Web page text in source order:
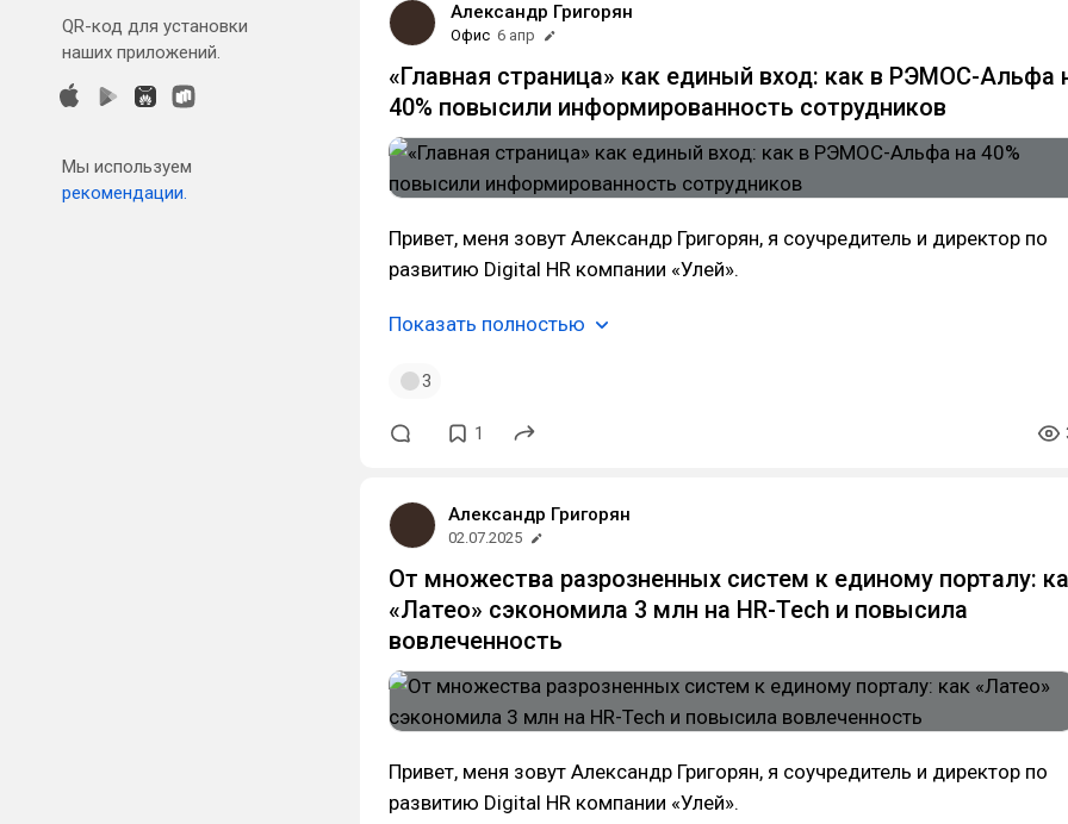
QR-код для установки
наших приложений.
Мы используем
рекомендации.
Александр Григорян
Офис 6 апр
«Главная страница» как единый вход: как в РЭМОС-Альфа
40% повысили информированность сотрудников
Привет, меня зовут Александр Григорян, я соучредитель и директор по
развитию Digital HR компании «Улей».
Показать полностью
3
1
Александр Григорян
02.07.2025
От множества разрозненных систем к единому порталу:
«Латео» сэкономила 3 млн на HR-Tech и повысила
вовлеченность
Привет, меня зовут Александр Григорян, я соучредитель и директор по
развитию Digital HR компании «Улей».